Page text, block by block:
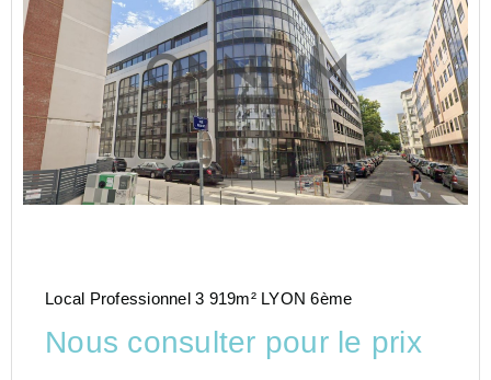
Local Professionnel 3 919m² LYON 6ème
Nous consulter pour le prix